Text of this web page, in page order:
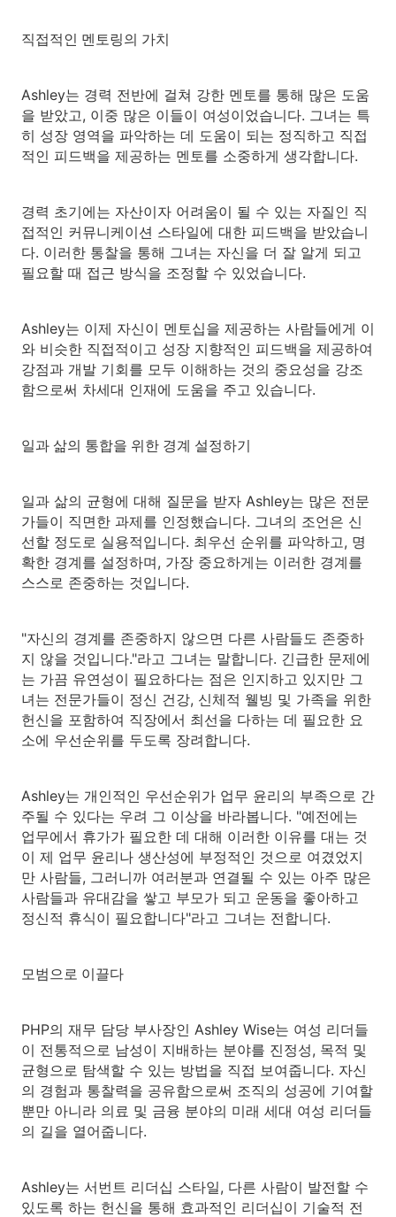
직접적인 멘토링의 가치
Ashley는 경력 전반에 걸쳐 강한 멘토를 통해 많은 도움
을 받았고, 이중 많은 이들이 여성이었습니다. 그녀는 특
히 성장 영역을 파악하는 데 도움이 되는 정직하고 직접
적인 피드백을 제공하는 멘토를 소중하게 생각합니다.
경력 초기에는 자산이자 어려움이 될 수 있는 자질인 직
접적인 커뮤니케이션 스타일에 대한 피드백을 받았습니
다. 이러한 통찰을 통해 그녀는 자신을 더 잘 알게 되고
필요할 때 접근 방식을 조정할 수 있었습니다.
Ashley는 이제 자신이 멘토십을 제공하는 사람들에게 이
와 비슷한 직접적이고 성장 지향적인 피드백을 제공하여
강점과 개발 기회를 모두 이해하는 것의 중요성을 강조
함으로써 차세대 인재에 도움을 주고 있습니다.
일과 삶의 통합을 위한 경계 설정하기
일과 삶의 균형에 대해 질문을 받자 Ashley는 많은 전문
가들이 직면한 과제를 인정했습니다. 그녀의 조언은 신
선할 정도로 실용적입니다. 최우선 순위를 파악하고, 명
확한 경계를 설정하며, 가장 중요하게는 이러한 경계를
스스로 존중하는 것입니다.
"자신의 경계를 존중하지 않으면 다른 사람들도 존중하
지 않을 것입니다."라고 그녀는 말합니다. 긴급한 문제에
는 가끔 유연성이 필요하다는 점은 인지하고 있지만 그
녀는 전문가들이 정신 건강, 신체적 웰빙 및 가족을 위한
헌신을 포함하여 직장에서 최선을 다하는 데 필요한 요
소에 우선순위를 두도록 장려합니다.
Ashley는 개인적인 우선순위가 업무 윤리의 부족으로 간
주될 수 있다는 우려 그 이상을 바라봅니다. "예전에는
업무에서 휴가가 필요한 데 대해 이러한 이유를 대는 것
이 제 업무 윤리나 생산성에 부정적인 것으로 여겼었지
만 사람들, 그러니까 여러분과 연결될 수 있는 아주 많은
사람들과 유대감을 쌓고 부모가 되고 운동을 좋아하고
정신적 휴식이 필요합니다"라고 그녀는 전합니다.
모범으로 이끌다
PHP의 재무 담당 부사장인 Ashley Wise는 여성 리더들
이 전통적으로 남성이 지배하는 분야를 진정성, 목적 및
균형으로 탐색할 수 있는 방법을 직접 보여줍니다. 자신
의 경험과 통찰력을 공유함으로써 조직의 성공에 기여할
뿐만 아니라 의료 및 금융 분야의 미래 세대 여성 리더들
의 길을 열어줍니다.
Ashley는 서번트 리더십 스타일, 다른 사람이 발전할 수
있도록 하는 헌신을 통해 효과적인 리더십이 기술적 전